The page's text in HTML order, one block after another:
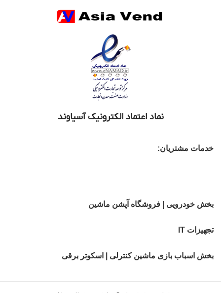
نماد اعتماد الکترونیک آسیاوند
خدمات مشتریان:
بخش خودرویی | فروشگاه آپشن ماشین
تجهیزات IT
بخش اسباب بازی ماشین کنترلی | اسکوتر برقی